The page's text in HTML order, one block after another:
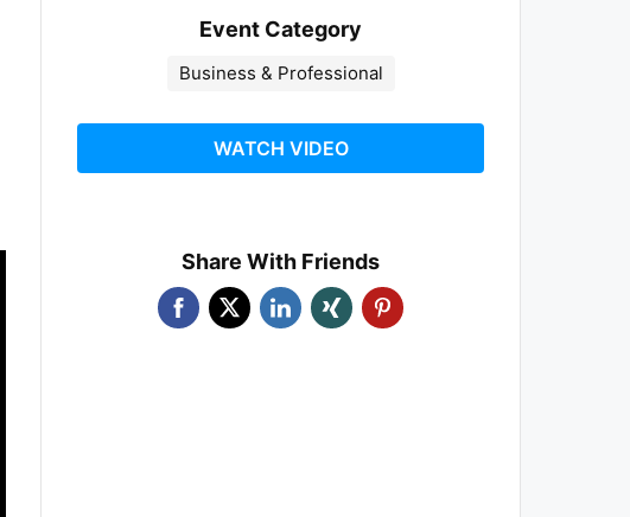
Event Category
Business & Professional
WATCH VIDEO
Share With Friends